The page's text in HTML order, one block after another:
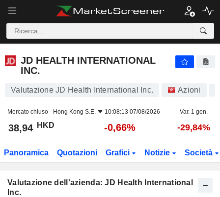
JD HEALTH INTERNATIONAL
INC.
Valutazione JD Health International Inc. Azioni
Mercato chiuso - Hong Kong S.E. 10:08:13 07/08/2026 Var. 1 gen.
38,94 HKD -0,66% -29,84%
Panoramica Quotazioni Grafici Notizie Società
Valutazione dell'azienda: JD Health International
Inc.